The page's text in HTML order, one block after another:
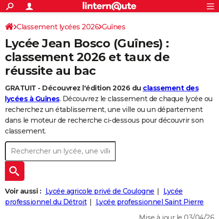
ACTUALITÉS
Politique
Société
Faits Divers
Education
Monde
Villes
+
SPORT
Coupe du monde 2026
Football
Tennis
Cyclisme
Rugby
Forum
CULTURE
Programme TV
TNT
Streaming
Cinéma
Sorties cinéma
Musique
+
FINANCE
Retraite
Impôts
Epargne
Immobilier
Risques naturels par ville
Banque
Assurance
Crédit
AUTO
Essais
Réserver un essai
Citadines
Berlines
SUV
Forum auto
+
HIGH-TECH
Mobiles
Meilleur smartphone
Internet
Ordinateurs
Jeux vidéo
Guide high-tech
+
BRICOLAGE
Forum
Aménagement intérieur
Extérieur
Cuisine
Salle de bains
Jardinage
Rangement
WEEK-END
Guides de France
Escapades
Patrimoine
Expositions
Musées
Week-end nature
+LIFESTYLE
Art de vivre
Bien-être
Loisirs
Mode
Modes de vie
+SANTE
S'inscrire
Connexion
Classement lycées 2026 Guînes
Lycée Jean Bosco (Guînes) :
classement 2026 et taux de
réussite au bac
GRATUIT - Découvrez l'édition 2026 du classement des
lycées à Guînes. Découvrez le classement de chaque lycée ou
recherchez un établissement, une ville ou un département
dans le moteur de recherche ci-dessous pour découvrir son
classement.
Voir aussi : Lycée agricole privé de Coulogne
Lycée
professionnel du Détroit
Lycée professionnel Saint Pierre